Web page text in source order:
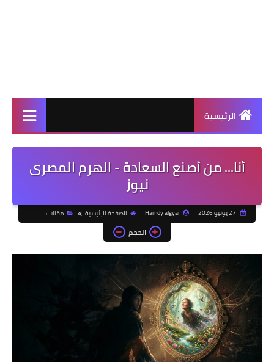
الرئيسية
أنا... من أصنع السعادة - الهرم المصرى
نيوز
Hamdy algyar الصفحة الرئيسية مقالات
الحجم